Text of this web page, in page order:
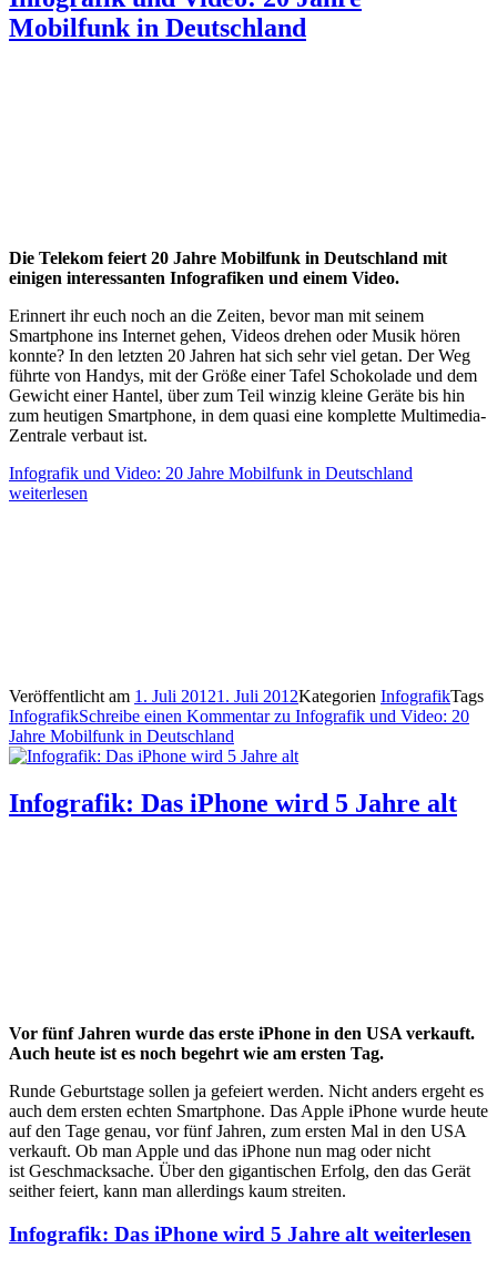
Mobilfunk in Deutschland
Die Telekom feiert 20 Jahre Mobilfunk in Deutschland mit
einigen interessanten Infografiken und einem Video.
Erinnert ihr euch noch an die Zeiten, bevor man mit seinem
Smartphone ins Internet gehen, Videos drehen oder Musik hören
konnte? In den letzten 20 Jahren hat sich sehr viel getan. Der Weg
führte von Handys, mit der Größe einer Tafel Schokolade und dem
Gewicht einer Hantel, über zum Teil winzig kleine Geräte bis hin
zum heutigen Smartphone, in dem quasi eine komplette Multimedia-
Zentrale verbaut ist.
Infografik und Video: 20 Jahre Mobilfunk in Deutschland
weiterlesen
Veröffentlicht am 1. Juli 20121. Juli 2012Kategorien InfografikTags
InfografikSchreibe einen Kommentarzu Infografik und Video: 20
Jahre Mobilfunk in Deutschland
Infografik: Das iPhone wird 5 Jahre alt
Vor fünf Jahren wurde das erste iPhone in den USA verkauft.
Auch heute ist es noch begehrt wie am ersten Tag.
Runde Geburtstage sollen ja gefeiert werden. Nicht anders ergeht es
auch dem ersten echten Smartphone. Das Apple iPhone wurde heute
auf den Tage genau, vor fünf Jahren, zum ersten Mal in den USA
verkauft. Ob man Apple und das iPhone nun mag oder nicht
ist Geschmacksache. Über den gigantischen Erfolg, den das Gerät
seither feiert, kann man allerdings kaum streiten.
Infografik: Das iPhone wird 5 Jahre alt weiterlesen